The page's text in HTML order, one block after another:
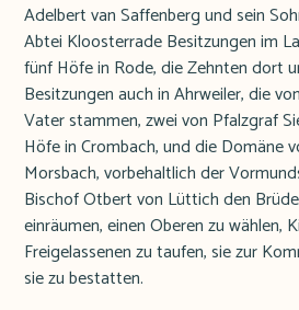
Adelbert van Saffenberg und sein
Abtei Kloosterrade Besitzungen im
fünf Höfe in Rode, die Zehnten dort
Besitzungen auch in Ahrweiler, die
Vater stammen, zwei von Pfalzgraf
Höfe in Crombach, und die Domäne
Morsbach, vorbehaltlich der
Bischof Otbert von Lüttich den
einräumen, einen Oberen zu wählen,
Freigelassenen zu taufen, sie zur
sie zu bestatten.